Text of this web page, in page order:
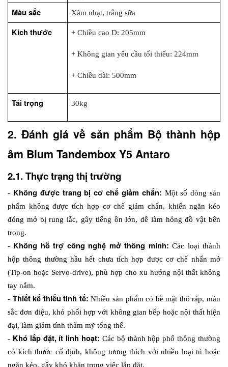
Màu sắc Xám nhạt, trắng sữa
Kích thước + Chiều cao D: 205mm
+ Không gian yêu cầu tối thiểu: 224mm
+ Chiều dài: 500mm
Tải trọng 30kg
2. Đánh giá về sản phẩm Bộ thành hộp
âm Blum Tandembox Y5 Antaro
2.1. Thực trạng thị trường
- Không được trang bị cơ chế giảm chấn: Một số dòng sản
phẩm không được tích hợp cơ chế giảm chấn, khiến ngăn kéo
đóng mở bị rung lắc, gây tiếng ồn lớn, dễ làm hỏng đồ vật bên
trong.
- Không hỗ trợ công nghệ mở thông minh: Các loại thành
hộp thông thường hầu hết chưa tích hợp được cơ chế nhấn mở
(Tip-on hoặc Servo-drive), phù hợp cho xu hướng nội thất không
tay nắm.
- Thiết kế thiếu tinh tế: Nhiều sản phẩm có bề mặt thô ráp, màu
sắc đơn điệu, khó phối hợp với không gian bếp hoặc nội thất hiện
đại, làm giảm tính thẩm mỹ tổng thể.
- Khó lắp đặt, ít linh hoạt: Các bộ thành hộp phổ thông thường
có kích thước cố định, không tương thích với nhiều loại tủ hoặc
ngăn kéo, gây khó khăn trong việc lắp đặt.